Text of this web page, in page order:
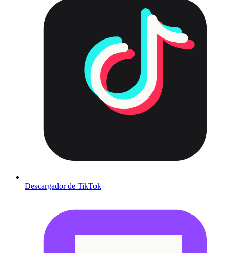
Descargador de TikTok